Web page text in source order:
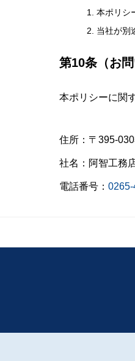
本ポリシ
当社が別
第10条（お問
本ポリシーに関
住所：〒395-
社名：阿智工務
電話番号：